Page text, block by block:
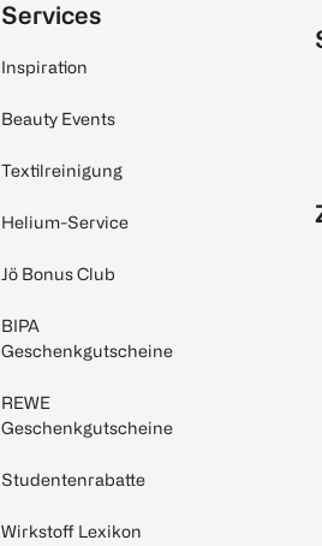
Services
Inspiration
Beauty Events
Textilreinigung
Helium-Service
Jö Bonus Club
BIPA
Geschenkgutscheine
REWE
Geschenkgutscheine
Studentenrabatte
Wirkstoff Lexikon